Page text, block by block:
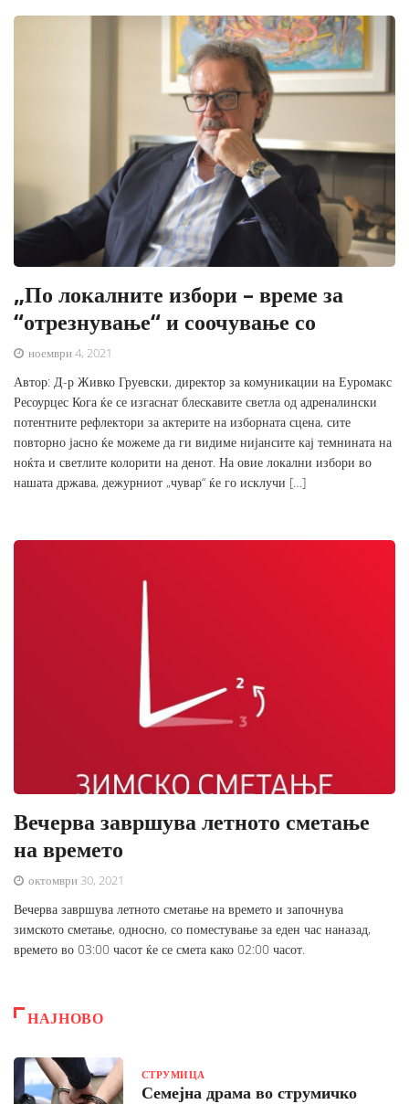
„По локалните избори – време за
“отрезнување“ и соочување со
ноември 4, 2021
Автор: Д-р Живко Груевски, директор за комуникации на Еуромакс
Ресоурцес Кога ќе се изгаснат блескавите светла од адреналински
потентните рефлектори за актерите на изборната сцена, сите
повторно јасно ќе можеме да ги видиме нијансите кај темнината на
ноќта и светлите колорити на денот. На овие локални избори во
нашата држава, дежурниот „чувар“ ќе го исклучи […]
Вечерва завршува летното сметање
на времето
октомври 30, 2021
Вечерва завршува летното сметање на времето и започнува
зимското сметање, односно, со поместување за еден час наназад,
времето во 03:00 часот ќе се смета како 02:00 часот.
НАЈНОВО
СТРУМИЦА
Семејна драма во струмичко